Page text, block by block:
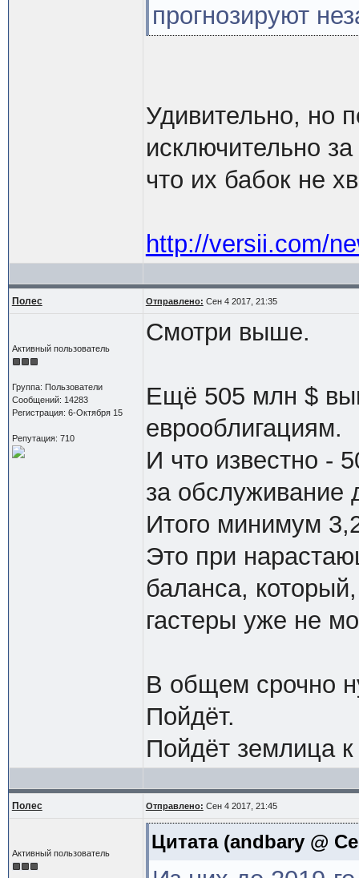
прогнозируют
Удивительно, но
исключительно
что их бабок не
http://versii.com/
Полес Отправлено: Сен 4 2017, 21:35
Активный пользователь
Группа: Пользователи
Сообщений: 14283
Регистрация: 6-Октября 15
Репутация: 710
Смотри выше.
Ещё 505 млн $
еврооблигациям.
И что известно -
за обслуживание
Итого минимум
Это при
баланса,
гастеры уже не
В общем срочно
Пойдёт.
Пойдёт землица
Полес Отправлено: Сен 4 2017, 21:45
Активный пользователь
Цитата(andbary @